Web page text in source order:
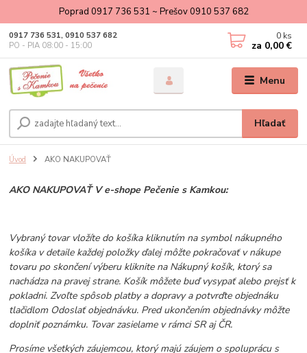
Poprad 0917 736 531 ~ Prešov 0910 537 682
Menu
Hľadať
0917 736 531, 0910 537 682
PO - PIA 08:00 - 15:00
0 ks
za 0,00 €
Úvod AKO NAKUPOVAŤ
AKO NAKUPOVAŤ V e-shope Pečenie s Kamkou:
Vybraný tovar vložíte do košíka kliknutím na symbol nákupného
košíka v detaile každej položky ďalej môžte pokračovať v nákupe
tovaru po skončení výberu kliknite na Nákupný košík, ktorý sa
nachádza na pravej strane. Košík môžete buď vysypať alebo prejsť k
pokladni. Zvoľte spôsob platby a dopravy a potvrďte objednáku
tlačidlom Odoslať objednávku. Pred ukončením objednávky môžte
doplniť poznámku. Tovar zasielame v rámci SR aj ČR.
Prosíme všetkých záujemcou, ktorý majú záujem o spoluprácu s